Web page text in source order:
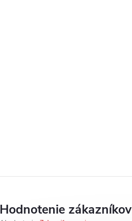
Hodnotenie zákazníkov